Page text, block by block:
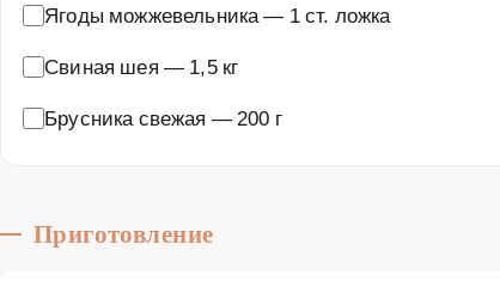
Ягоды можжевельника— 1 ст. ложка
Свиная шея — 1,5 кг
Брусника свежая — 200 г
Приготовление